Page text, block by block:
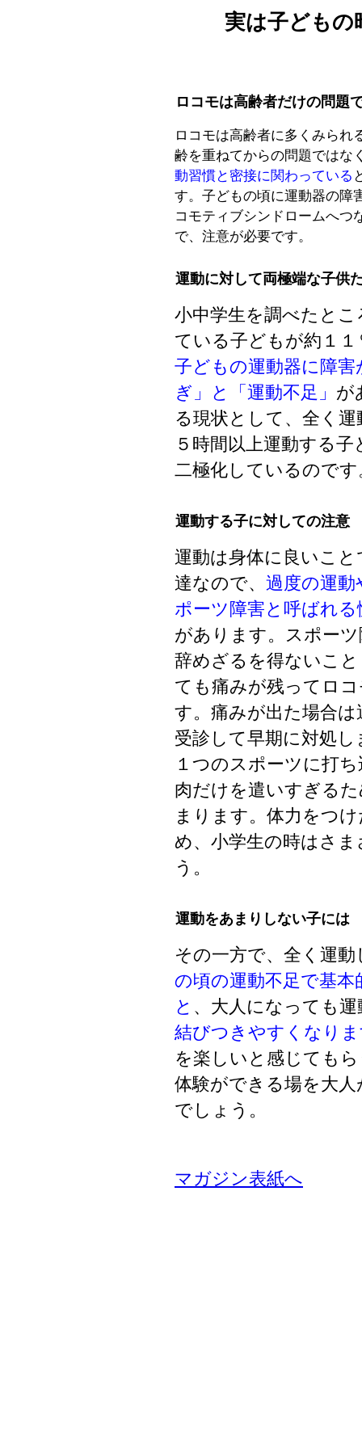
実は子ども
ロコモは高齢者だけの問題
ロコモは高齢者に多くみられ
齢を重ねてからの問題ではな
動習慣と密接に関わっている
す。子どもの頃に運動器の障
コモティブシンドロームへつ
で、注意が必要です。
運動に対して両極端な子供
小中学生を調べたと
ている子どもが約１
子どもの運動器に障
ぎ」と「運動不足」 が
る現状として、全く
５時間以上運動する
二極化しているのです
運動する子に対しての注意
運動は身体に良いこ
達なので、 過度の運動
ポーツ障害と呼ばれ
があります。スポー
辞めざるを得ないこ
ても痛みが残ってロ
す。痛みが出た場合
受診して早期に対処
１つのスポーツに打
肉だけを遣いすぎる
まります。体力をつ
め、小学生の時はさ
う。
運動をあまりしない子には
その一方で、全く運
の頃の運動不足で基
と 、大人になっても
結びつきやすくなり
を楽しいと感じても
体験ができる場を大
でしょう。
マガジン表紙へ